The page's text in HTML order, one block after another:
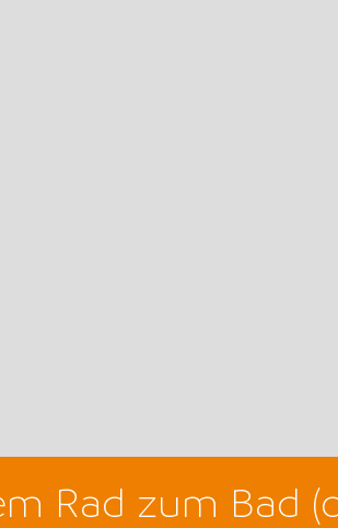
Rad zum Bad